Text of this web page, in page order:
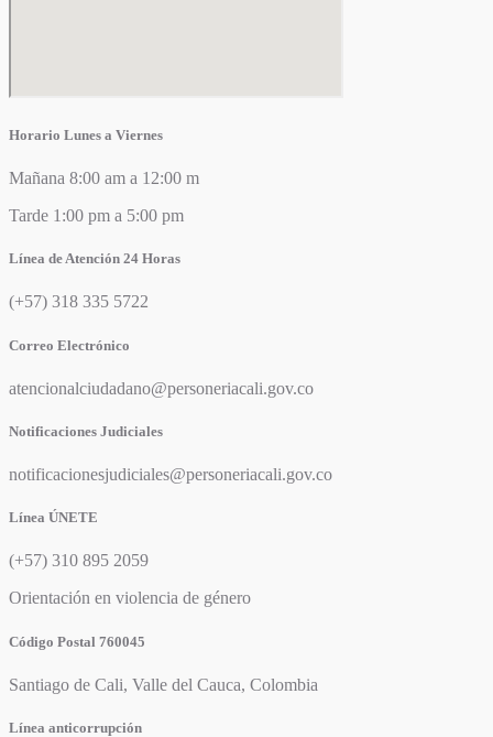
Horario Lunes a Viernes
Mañana 8:00 am a 12:00 m
Tarde 1:00 pm a 5:00 pm
Línea de Atención 24 Horas
(+57) 318 335 5722
Correo Electrónico
atencionalciudadano@personeriacali.gov.co
Notificaciones Judiciales
notificacionesjudiciales@personeriacali.gov.co
Línea ÚNETE
(+57) 310 895 2059
Orientación en violencia de género
Código Postal 760045
Santiago de Cali, Valle del Cauca, Colombia
Línea anticorrupción